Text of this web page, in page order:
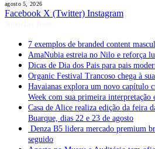
agosto 5, 2026
Facebook X (Twitter) Instagram
7 exemplos de branded content
AmaNubia estreia no Nilo e reforça
Dicas de Dia dos Pais para pais
Organic Festival Trancoso chega à
Havaianas explora um novo capítulo
Week com sua primeira interpretação
Casa de Alice realiza edição da feira
Buarque, dias 22 e 23 de agosto
Denza B5 lidera mercado premium
seguido